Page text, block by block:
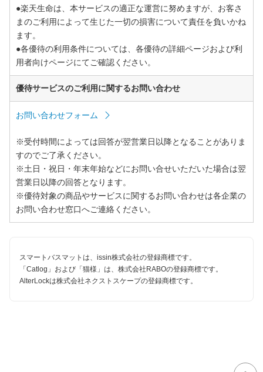
●楽天生命は、本サービスの適正な運営に努めますが、お客さ
まのご利用によって生じた一切の損害について責任を負いかね
ます。
●各優待の利用条件については、各優待の詳細ページおよび利
用者向けページにてご確認ください。
優待サービスのご利用に関するお問い合わせ
お問い合わせフォーム
※受付時間によっては回答が翌営業日以降となることがありま
すのでご了承ください。
※土日・祝日・年末年始などにお問い合せいただいた場合は翌
営業日以降の回答となります。
※優待対象の商品やサービスに関するお問い合わせは各企業の
お問い合わせ窓口へご連絡ください。
スマートバスマットは、issin株式会社の登録商標です。
「Catlog」および「猫様」は、株式会社RABOの登録商標です。
AlterLockは株式会社ネクストスケープの登録商標です。